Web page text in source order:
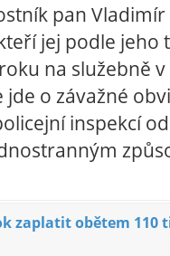
pan
jej podle jeho
na služebně v
jde o závažné
inspekcí
zaplatit obětem 110